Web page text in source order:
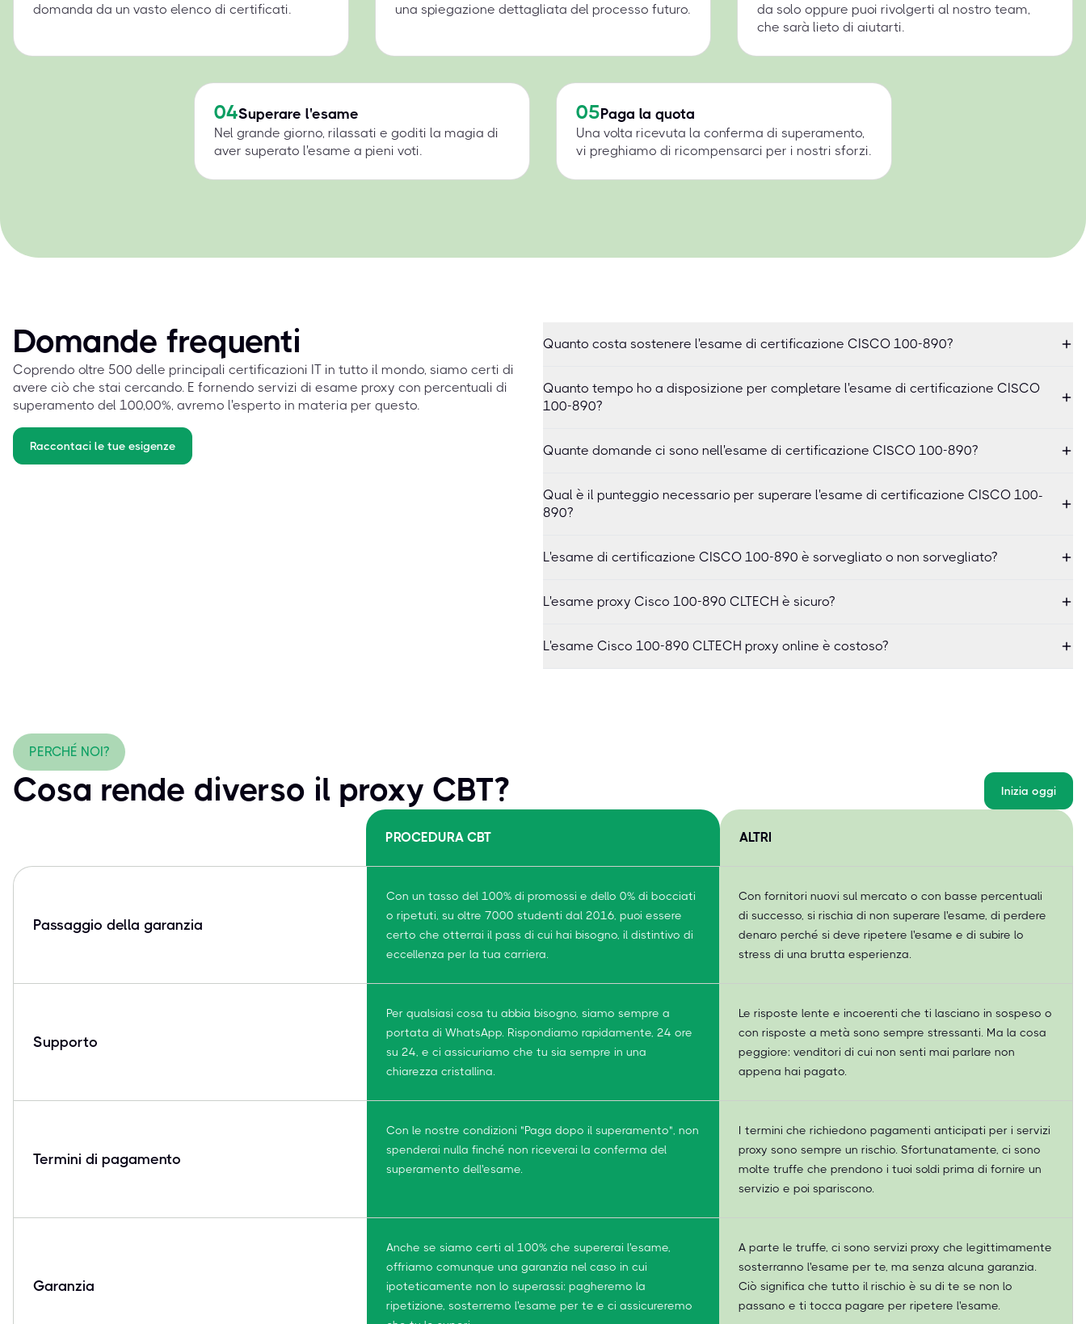
domanda da un vasto elenco di certificati.
una spiegazione dettagliata del processo futuro.
da solo oppure puoi rivolgerti al nostro team,
che sarà lieto di aiutarti.
04Superare l'esame
Nel grande giorno, rilassati e goditi la magia di
aver superato l'esame a pieni voti.
05Paga la quota
Una volta ricevuta la conferma di superamento,
vi preghiamo di ricompensarci per i nostri sforzi.
Domande frequenti
Coprendo oltre 500 delle principali certificazioni IT in tutto il mondo, siamo certi di
avere ciò che stai cercando. E fornendo servizi di esame proxy con percentuali di
superamento del 100,00%, avremo l'esperto in materia per questo.
Raccontaci le tue esigenze
Quanto costa sostenere l'esame di certificazione CISCO 100-890?
Quanto tempo ho a disposizione per completare l'esame di certificazione CISCO
100-890?
Quante domande ci sono nell'esame di certificazione CISCO 100-890?
Qual è il punteggio necessario per superare l'esame di certificazione CISCO 100-
890?
L'esame di certificazione CISCO 100-890 è sorvegliato o non sorvegliato?
L'esame proxy Cisco 100-890 CLTECH è sicuro?
L'esame Cisco 100-890 CLTECH proxy online è costoso?
PERCHÉ NOI?
Cosa rende diverso il proxy CBT? Inizia oggi
PROCEDURA CBT ALTRI
Passaggio della garanzia
Con un tasso del 100% di promossi e dello 0% di bocciati
o ripetuti, su oltre 7000 studenti dal 2016, puoi essere
certo che otterrai il pass di cui hai bisogno, il distintivo di
eccellenza per la tua carriera.
Con fornitori nuovi sul mercato o con basse percentuali
di successo, si rischia di non superare l'esame, di perdere
denaro perché si deve ripetere l'esame e di subire lo
stress di una brutta esperienza.
Supporto
Per qualsiasi cosa tu abbia bisogno, siamo sempre a
portata di WhatsApp. Rispondiamo rapidamente, 24 ore
su 24, e ci assicuriamo che tu sia sempre in una
chiarezza cristallina.
Le risposte lente e incoerenti che ti lasciano in sospeso o
con risposte a metà sono sempre stressanti. Ma la cosa
peggiore: venditori di cui non senti mai parlare non
appena hai pagato.
Termini di pagamento
Con le nostre condizioni "Paga dopo il superamento", non
spenderai nulla finché non riceverai la conferma del
superamento dell'esame.
I termini che richiedono pagamenti anticipati per i servizi
proxy sono sempre un rischio. Sfortunatamente, ci sono
molte truffe che prendono i tuoi soldi prima di fornire un
servizio e poi spariscono.
Garanzia
Anche se siamo certi al 100% che supererai l'esame,
offriamo comunque una garanzia nel caso in cui
ipoteticamente non lo superassi: pagheremo la
ripetizione, sosterremo l'esame per te e ci assicureremo
A parte le truffe, ci sono servizi proxy che legittimamente
sosterranno l'esame per te, ma senza alcuna garanzia.
Ciò significa che tutto il rischio è su di te se non lo
passano e ti tocca pagare per ripetere l'esame.